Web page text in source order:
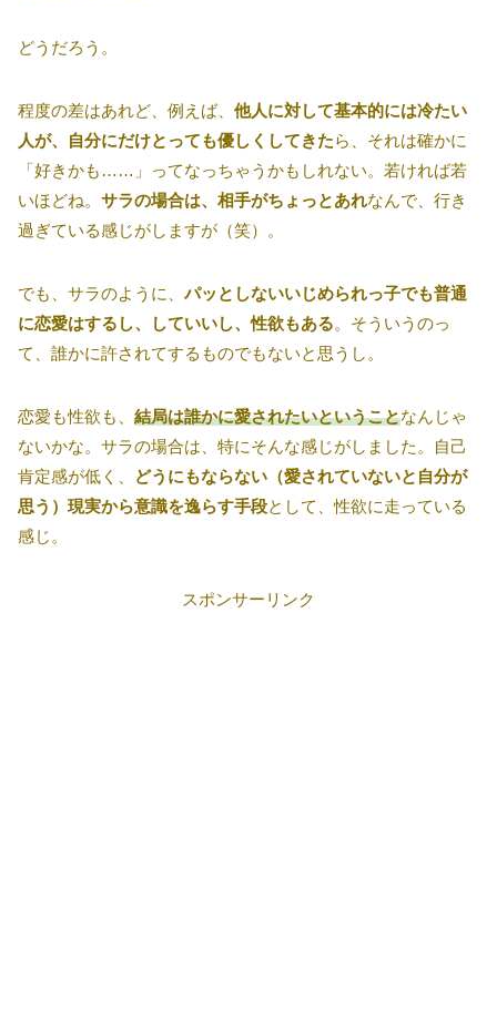
どうだろう。
程度の差はあれど、例えば、 他人に対して基本的には冷たい
人が、自分にだけとっても優しくしてきたら、それは確かに
「好きかも……」ってなっちゃうかもしれない。若ければ若
いほどね。 サラの場合は、相手がちょっとあれなんで、行き
過ぎている感じがしますが（笑）。
でも、サラのように、パッとしないいじめられっ子でも普通
に恋愛はするし、していいし、性欲もある。そういうのっ
て、誰かに許されてするものでもないと思うし。
恋愛も性欲も、 結局は誰かに愛されたいということなんじゃ
ないかな。サラの場合は、特にそんな感じがしました。自己
肯定感が低く、
どうにもならない（愛されていないと自分が
思う）現実から意識を逸らす手段として、性欲に走っている
感じ。
スポンサーリンク